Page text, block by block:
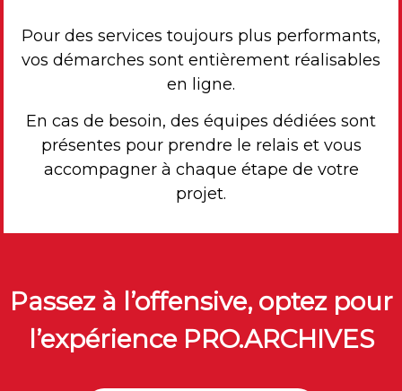
Pour des services toujours plus performants,
vos démarches sont entièrement réalisables
en ligne.
En cas de besoin, des équipes dédiées sont
présentes pour prendre le relais et vous
accompagner à chaque étape de votre
projet.
Passez à l’offensive, optez pour
l’expérience PRO.ARCHIVES